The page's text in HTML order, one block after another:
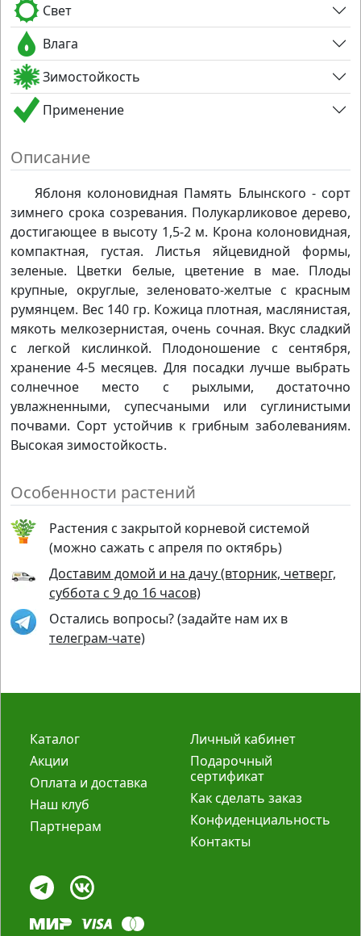
Свет
Влага
Зимостойкость
Применение
Описание
Яблоня колоновидная Память Блынского - сорт
зимнего срока созревания. Полукарликовое дерево,
достигающее в высоту 1,5-2 м. Крона колоновидная,
компактная, густая. Листья яйцевидной формы,
зеленые. Цветки белые, цветение в мае. Плоды
крупные, округлые, зеленовато-желтые с красным
румянцем. Вес 140 гр. Кожица плотная, маслянистая,
мякоть мелкозернистая, очень сочная. Вкус сладкий
с легкой кислинкой. Плодоношение с сентября,
хранение 4-5 месяцев. Для посадки лучше выбрать
солнечное место с рыхлыми, достаточно
увлажненными, супесчаными или суглинистыми
почвами. Сорт устойчив к грибным заболеваниям.
Высокая зимостойкость.
Особенности растений
Растения с закрытой корневой системой
(можно сажать с апреля по октябрь)
Доставим домой и на дачу (вторник, четверг,
суббота с 9 до 16 часов)
Остались вопросы? (задайте нам их в
телеграм-чате)
Каталог
Акции
Оплата и доставка
Наш клуб
Партнерам
Личный кабинет
Подарочный
сертификат
Как сделать заказ
Конфиденциальность
Контакты